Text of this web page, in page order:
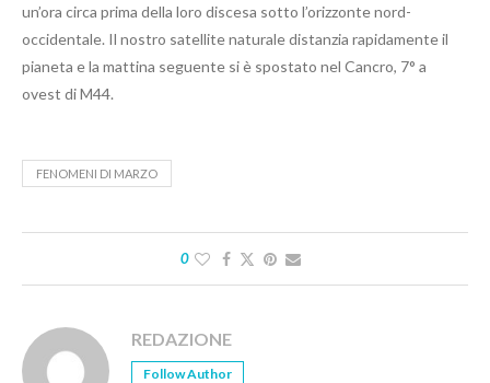
un’ora circa prima della loro discesa sotto l’orizzonte nord-
occidentale. Il nostro satellite naturale distanzia rapidamente il
pianeta e la mattina seguente si è spostato nel Cancro, 7° a
ovest di M44.
FENOMENI DI MARZO
0
REDAZIONE
Follow Author